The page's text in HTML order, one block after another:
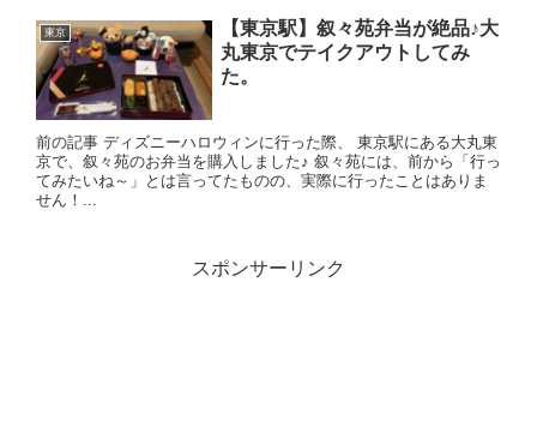
東京
【東京駅】叙々苑弁当が絶品♪大
丸東京でテイクアウトしてみ
た。
前の記事 ディズニーハロウィンに行った際、 東京駅にある大丸東
京で、叙々苑のお弁当を購入しました♪ 叙々苑には、前から「行っ
てみたいね～」とは言ってたものの、実際に行ったことはありま
せん！...
スポンサーリンク